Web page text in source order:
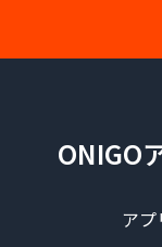
ONIGO
ア